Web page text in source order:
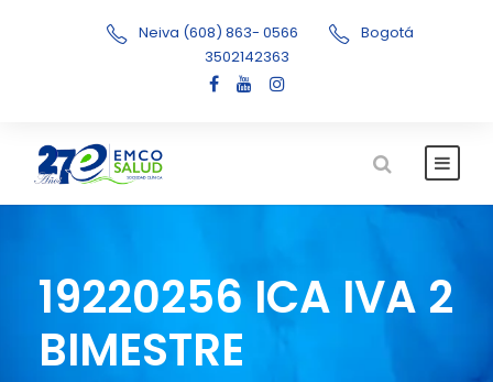
Neiva (608) 863- 0566
Bogotá
3502142363
19220256 ICA IVA 2
BIMESTRE